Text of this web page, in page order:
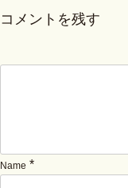
コメントを残す
Name *